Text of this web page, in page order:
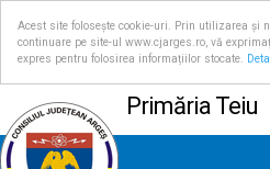
Acest site folosește cookie-uri. Prin utilizarea și
continuare pe site-ul www.cjarges.ro, vă
expres pentru folosirea informațiilor stocate.
Primăria Teiu